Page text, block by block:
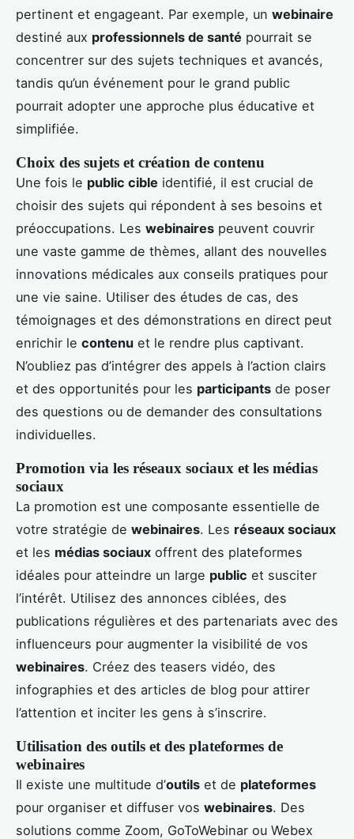
pertinent et engageant. Par exemple, un webinaire
destiné aux professionnels de santé pourrait se
concentrer sur des sujets techniques et avancés,
tandis qu’un événement pour le grand public
pourrait adopter une approche plus éducative et
simplifiée.
Choix des sujets et création de contenu
Une fois le public cible identifié, il est crucial de
choisir des sujets qui répondent à ses besoins et
préoccupations. Les webinaires peuvent couvrir
une vaste gamme de thèmes, allant des nouvelles
innovations médicales aux conseils pratiques pour
une vie saine. Utiliser des études de cas, des
témoignages et des démonstrations en direct peut
enrichir le contenu et le rendre plus captivant.
N’oubliez pas d’intégrer des appels à l’action clairs
et des opportunités pour les participants de poser
des questions ou de demander des consultations
individuelles.
Promotion via les réseaux sociaux et les médias
sociaux
La promotion est une composante essentielle de
votre stratégie de webinaires. Les réseaux sociaux
et les médias sociaux offrent des plateformes
idéales pour atteindre un large public et susciter
l’intérêt. Utilisez des annonces ciblées, des
publications régulières et des partenariats avec des
influenceurs pour augmenter la visibilité de vos
webinaires. Créez des teasers vidéo, des
infographies et des articles de blog pour attirer
l’attention et inciter les gens à s’inscrire.
Utilisation des outils et des plateformes de
webinaires
Il existe une multitude d’outils et de plateformes
pour organiser et diffuser vos webinaires. Des
solutions comme Zoom, GoToWebinar ou Webex